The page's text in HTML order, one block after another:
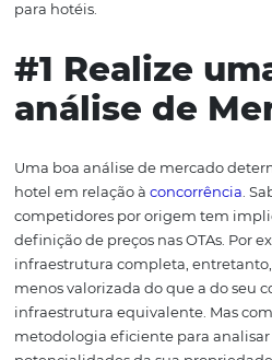
para hotéis é ter objetivos
do seu hotel para 2019 e
diretas, % de vendas
Definindo estes números,
essenciais para a
para hotéis.
#1 Realize